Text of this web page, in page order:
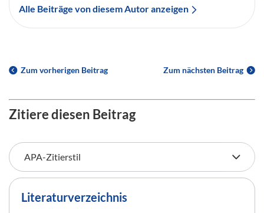
Alle Beiträge von diesem Autor anzeigen
Zum vorherigen Beitrag Zum nächsten Beitrag
Zitiere diesen Beitrag
Literaturverzeichnis